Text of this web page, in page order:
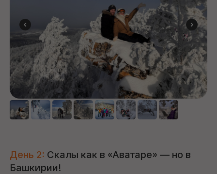
День 2: Скалы как в «Аватаре» — но в
Башкирии!